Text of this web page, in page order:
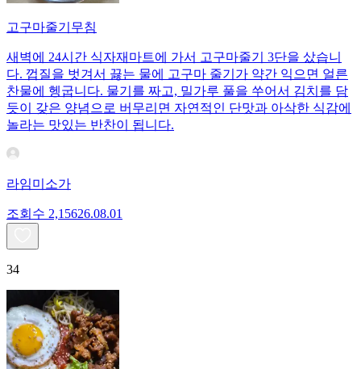
고구마줄기무침
새벽에 24시간 식자재마트에 가서 고구마줄기 3단을 샀습니
다. 껍질을 벗겨서 끓는 물에 고구마 줄기가 약간 익으면 얼른
찬물에 헹굽니다. 물기를 짜고, 밀가루 풀을 쑤어서 김치를 담
듯이 갖은 양념으로 버무리면 자연적인 단맛과 아삭한 식감에
놀라는 맛있는 반찬이 됩니다.
라임미소가
조회수 2,15626.08.01
34